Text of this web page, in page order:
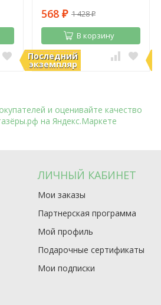
Последний
экземпляр
568 ₽ 1 428₽
В корзину
В наличии
ЛИЧНЫЙ КАБИНЕТ
Мои заказы
Партнерская программа
Мой профиль
Подарочные сертификаты
Мои подписки